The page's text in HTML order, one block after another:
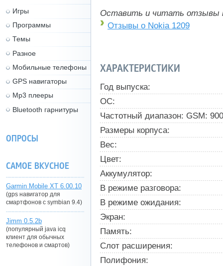
Оставить и читать отзывы
Отзывы о Nokia 1209
ХАРАКТЕРИСТИКИ
Год выпуска:
ОС:
Частотный диапазон: GSM:
Размеры корпуса:
Вес:
Цвет:
Аккумулятор:
В режиме разговора:
В режиме ожидания:
Экран:
Память:
Слот расширения:
Полифония:
Игры
Программы
Темы
Разное
Мобильные телефоны
GPS навигаторы
Mp3 плееры
Bluetooth гарнитуры
ОПРОСЫ
САМОЕ ВКУСНОЕ
Garmin Mobile XT 6.00.10
(gps навигатор для
смартфонов с symbian 9.4)
Jimm 0.5.2b
(популярный java icq
клиент для обычных
телефонов и смартов)